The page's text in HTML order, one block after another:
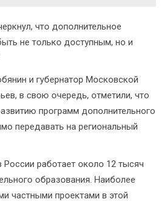
что дополнительное
не только доступным, но и
и губернатор Московской
в свою очередь, отметили, что
программ дополнительного
передавать на региональный
работает около 12 тысяч
образования. Наиболее
частными проектами в этой